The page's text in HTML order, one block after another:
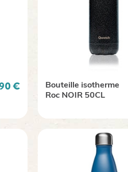
€
Bouteille isotherme
Roc NOIR 50CL